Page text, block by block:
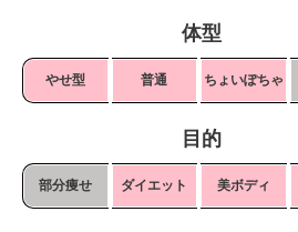
体型
やせ型 普通 ちょいぽちゃ
目的
部分痩せ ダイエット 美ボディ